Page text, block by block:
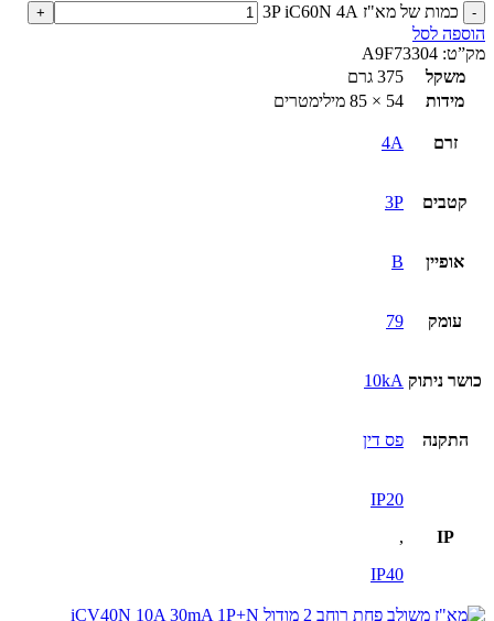
כמות של מא"ז 3P iC60N 4A
הוספה לסל
מק”ט: A9F73304
משקל
375 גרם
מידות
54 × 85 מילימטרים
זרם 4A
קטבים 3P
אופיין B
עומק 79
כושר ניתוק 10kA
התקנה פס דין
IP
IP20
,
IP40